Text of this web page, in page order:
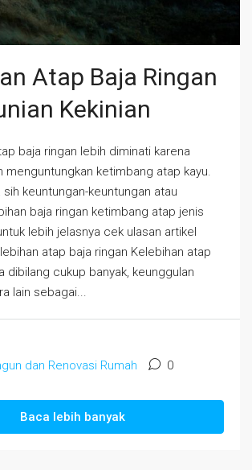
Atap Baja Ringan
Kekinian
baja ringan lebih diminati karena
menguntungkan ketimbang atap kayu.
sih keuntungan-keuntungan atau
baja ringan ketimbang atap jenis
lebih jelasnya cek ulasan artikel
atap baja ringan Kelebihan atap
dibilang cukup banyak, keunggulan
lain sebagai...
dan Renovasi Rumah
0
Baca lebih banyak